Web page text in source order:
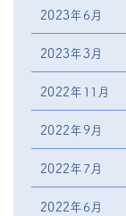
2023年6月
2023年3月
2022年11月
2022年9月
2022年7月
2022年6月